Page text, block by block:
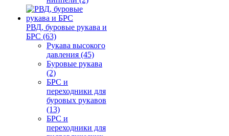
РВД, буровые рукава и
БРС (63)
Рукава высокого
давления (45)
Буровые рукава
(2)
БРС и
переходники для
буровых рукавов
(13)
БРС и
переходники для